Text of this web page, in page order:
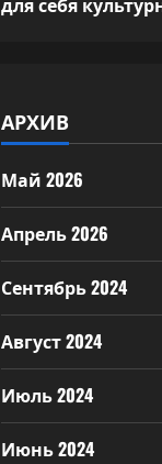
АРХИВ
Май 2026
Апрель 2026
Сентябрь 2024
Август 2024
Июль 2024
Июнь 2024